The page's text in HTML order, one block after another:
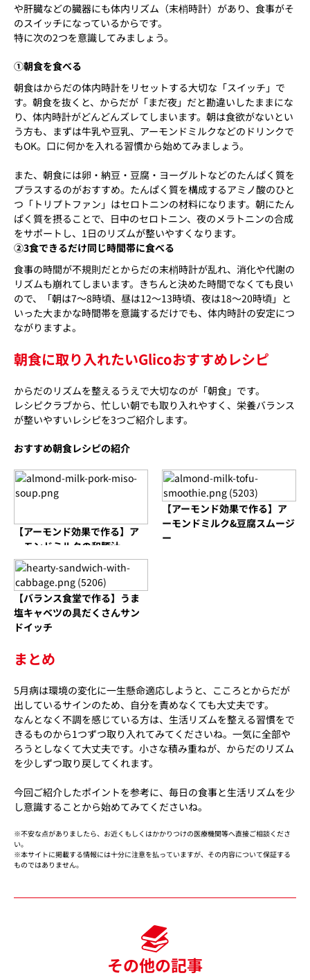
や肝臓などの臓器にも体内リズム（末梢時計）があり、食事がそ
のスイッチになっているからです。
特に次の2つを意識してみましょう。
①朝食を食べる
朝食はからだの体内時計をリセットする大切な「スイッチ」で
す。朝食を抜くと、からだが「まだ夜」だと勘違いしたままにな
り、体内時計がどんどんズレてしまいます。朝は食欲がないとい
う方も、まずは牛乳や豆乳、アーモンドミルクなどのドリンクで
もOK。口に何かを入れる習慣から始めてみましょう。
また、朝食には卵・納豆・豆腐・ヨーグルトなどのたんぱく質を
プラスするのがおすすめ。たんぱく質を構成するアミノ酸のひと
つ「トリプトファン」はセロトニンの材料になります。朝にたん
ぱく質を摂ることで、日中のセロトニン、夜のメラトニンの合成
をサポートし、1日のリズムが整いやすくなります。
②3食できるだけ同じ時間帯に食べる
食事の時間が不規則だとからだの末梢時計が乱れ、消化や代謝の
リズムも崩れてしまいます。きちんと決めた時間でなくても良い
ので、「朝は7〜8時頃、昼は12〜13時頃、夜は18〜20時頃」と
いった大まかな時間帯を意識するだけでも、体内時計の安定につ
ながりますよ。
朝食に取り入れたいGlicoおすすめレシピ
からだのリズムを整えるうえで大切なのが「朝食」です。
レシピクラブから、忙しい朝でも取り入れやすく、栄養バランス
が整いやすいレシピを3つご紹介します。
おすすめ朝食レシピの紹介
【アーモンド効果で作る】ア
ーモンドミルクの和豚汁
【アーモンド効果で作る】ア
ーモンドミルク&豆腐スムージ
ー
【バランス食堂で作る】うま
塩キャベツの具だくさんサン
ドイッチ
まとめ
5月病は環境の変化に一生懸命適応しようと、こころとからだが
出しているサインのため、自分を責めなくても大丈夫です。
なんとなく不調を感じている方は、生活リズムを整える習慣をで
きるものから1つずつ取り入れてみてくださいね。一気に全部や
ろうとしなくて大丈夫です。小さな積み重ねが、からだのリズム
を少しずつ取り戻してくれます。
今回ご紹介したポイントを参考に、毎日の食事と生活リズムを少
し意識することから始めてみてくださいね。
※不安な点がありましたら、お近くもしくはかかりつけの医療機関等へ直接ご相談くださ
い。
※本サイトに掲載する情報には十分に注意を払っていますが、その内容について保証する
ものではありません。
その他の記事